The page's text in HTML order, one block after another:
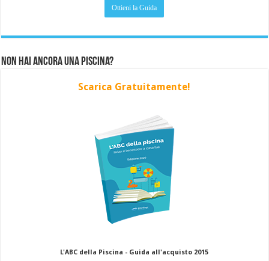
Non hai ancora una piscina?
Scarica Gratuitamente!
L'ABC della Piscina - Guida all'acquisto 2015